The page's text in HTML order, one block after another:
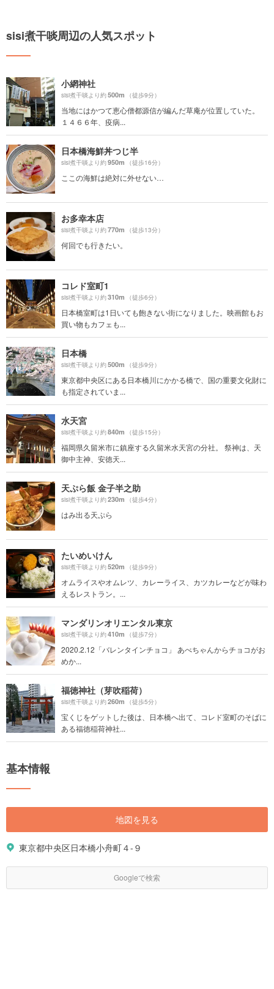
sisi煮干啖周辺の人気スポット
小網神社
sisi煮干啖より約500m （徒歩9分）
当地にはかつて恵心僧都源信が編んだ草庵が位置していた。
１４６６年、疫病...
日本橋海鮮丼つじ半
sisi煮干啖より約950m （徒歩16分）
ここの海鮮は絶対に外せない…
お多幸本店
sisi煮干啖より約770m （徒歩13分）
何回でも行きたい。
コレド室町1
sisi煮干啖より約310m （徒歩6分）
日本橋室町は1日いても飽きない街になりました。映画館もお
買い物もカフェも...
日本橋
sisi煮干啖より約500m （徒歩9分）
東京都中央区にある日本橋川にかかる橋で、国の重要文化財に
も指定されていま...
水天宮
sisi煮干啖より約840m （徒歩15分）
福岡県久留米市に鎮座する久留米水天宮の分社。 祭神は、天
御中主神、安徳天...
天ぷら飯 金子半之助
sisi煮干啖より約230m （徒歩4分）
はみ出る天ぷら
たいめいけん
sisi煮干啖より約520m （徒歩9分）
オムライスやオムレツ、カレーライス、カツカレーなどが味わ
えるレストラン。...
マンダリンオリエンタル東京
sisi煮干啖より約410m （徒歩7分）
2020.2.12「バレンタインチョコ」 あべちゃんからチョコがお
めか...
福徳神社（芽吹稲荷）
sisi煮干啖より約260m （徒歩5分）
宝くじをゲットした後は、日本橋へ出て、コレド室町のそばに
ある福徳稲荷神社...
基本情報
地図を見る
東京都中央区日本橋小舟町４-９
Googleで検索